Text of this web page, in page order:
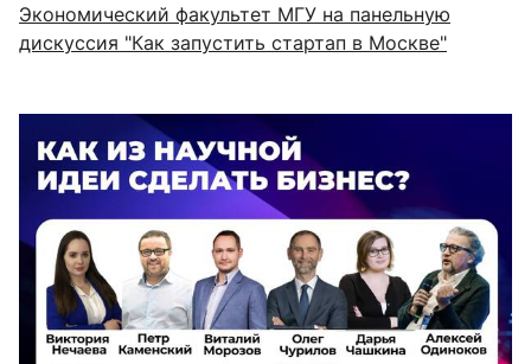
Экономический факультет МГУ на панельную
дискуссия "Как запустить стартап в Москве"